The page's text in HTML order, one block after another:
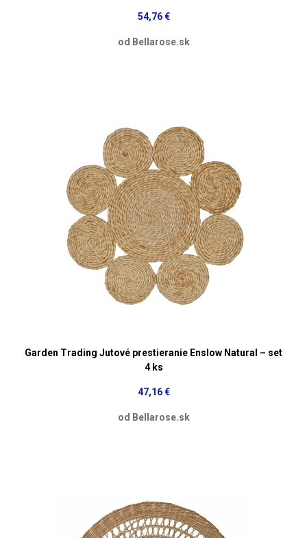
54,76 €
od Bellarose.sk
Garden Trading Jutové prestieranie Enslow Natural – set
4 ks
47,16 €
od Bellarose.sk